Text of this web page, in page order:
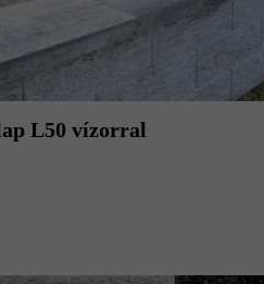
L50 vízorral